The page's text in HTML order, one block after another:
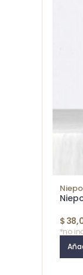
$
*no